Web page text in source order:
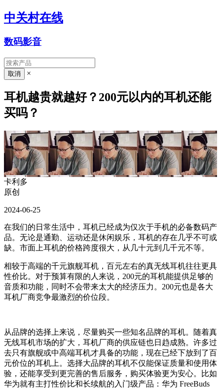
中关村在线
数码影音
×
耳机越贵就越好？200元以内的耳机还能
买吗？
卡利多
原创
2024-06-25
在我们的日常生活中，耳机已经成为仅次于手机的必备数码产
品。无论是通勤、运动还是休闲娱乐，耳机的存在几乎不可或
缺。市面上耳机的价格跨度很大，从几十元到几千元不等。
相较于高端的千元旗舰耳机，百元左右的真无线耳机往往更具
性价比。对于预算有限的人来说，200元的耳机能提供足够的
音质和功能，同时不会带来太大的经济压力。200元也是各大
耳机厂商竞争最激烈的价位段。
从品牌的选择上来说，尽量购买一些知名品牌的耳机。随着真
无线耳机市场的扩大，耳机厂商的供应链也日趋成熟。许多过
去只有旗舰或中高端耳机才具备的功能，现在已经下放到了百
元价位的耳机上。选择大品牌的耳机不仅能保证质量和使用体
验，还能享受到更完善的售后服务，购买体验更为安心。比如
华为就有主打性价比和长续航的入门级产品：华为 FreeBuds